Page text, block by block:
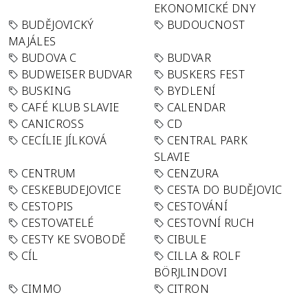
EKONOMICKÉ DNY
BUDĚJOVICKÝ
MAJÁLES
BUDOUCNOST
BUDOVA C
BUDVAR
BUDWEISER BUDVAR
BUSKERS FEST
BUSKING
BYDLENÍ
CAFÉ KLUB SLAVIE
CALENDAR
CANICROSS
CD
CECÍLIE JÍLKOVÁ
CENTRAL PARK
SLAVIE
CENTRUM
CENZURA
CESKEBUDEJOVICE
CESTA DO BUDĚJOVIC
CESTOPIS
CESTOVÁNÍ
CESTOVATELÉ
CESTOVNÍ RUCH
CESTY KE SVOBODĚ
CIBULE
CÍL
CILLA & ROLF
BÖRJLINDOVI
CIMMO
CITRON